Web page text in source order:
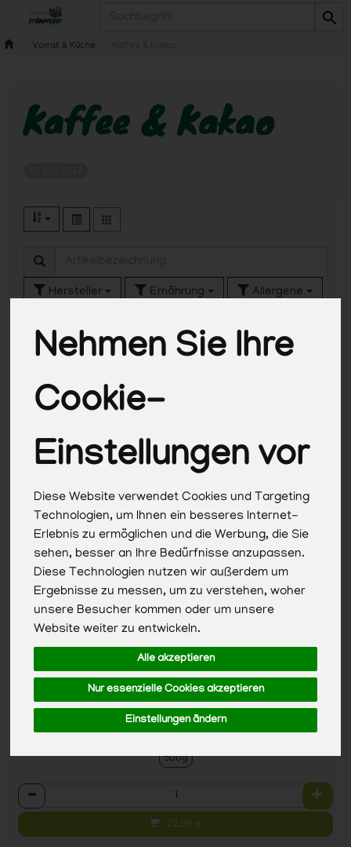
Nehmen Sie Ihre
Cookie-
Einstellungen vor
Diese Website verwendet Cookies und Targeting
Technologien, um Ihnen ein besseres Internet-
Erlebnis zu ermöglichen und die Werbung, die Sie
sehen, besser an Ihre Bedürfnisse anzupassen.
Diese Technologien nutzen wir außerdem um
Ergebnisse zu messen, um zu verstehen, woher
unsere Besucher kommen oder um unsere
Website weiter zu entwickeln.
Alle akzeptieren
Nur essenzielle Cookies akzeptieren
Einstellungen ändern
Vorrat & Küche
Kaffee & Kakao
Hersteller Ernährung Allergene
Ara Marcala Kaffee Bohne
22,99 €
500g
Anzahl
22,99 €